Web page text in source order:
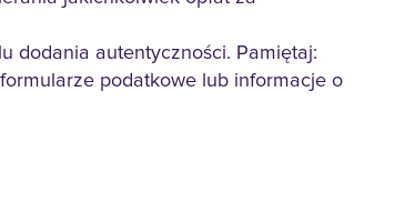
dodania autentyczności. Pamiętaj:
podatkowe lub informacje o